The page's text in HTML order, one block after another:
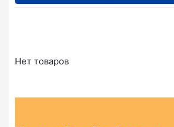
Нет товаров